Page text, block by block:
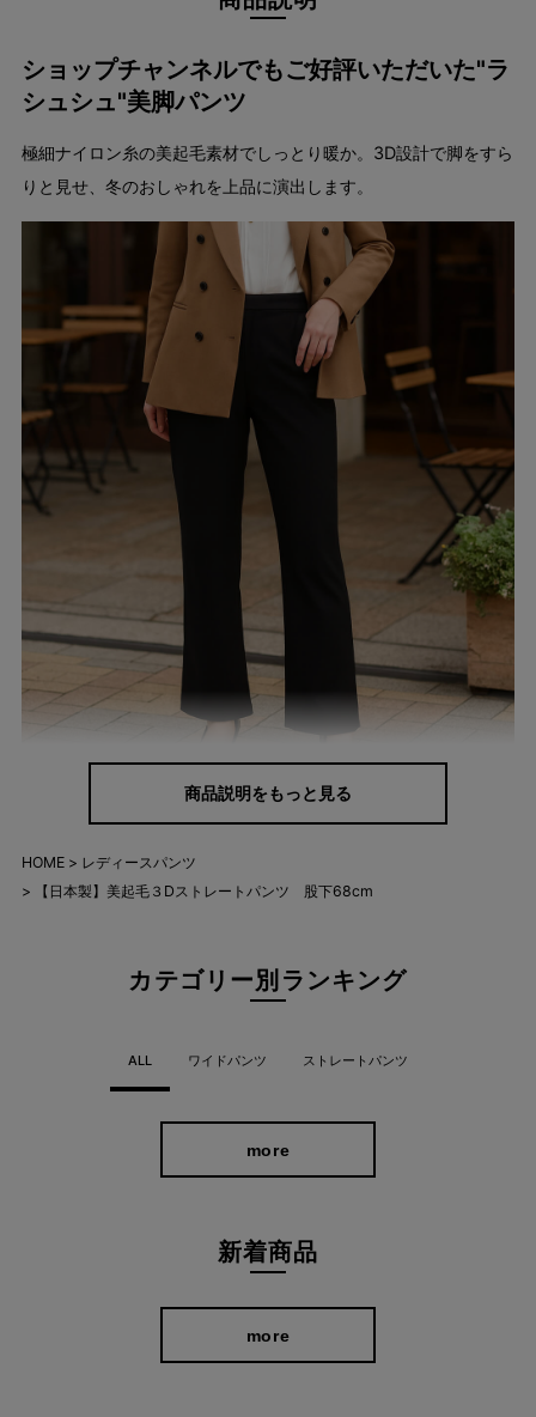
ショップチャンネルでもご好評いただいた"ラ
シュシュ"美脚パンツ
極細ナイロン糸の美起毛素材でしっとり暖か。3D設計で脚をすら
りと見せ、冬のおしゃれを上品に演出します。
テレビ通販実績のある、安心の美脚シルエッ
ショップチャンネルで紹介され、多くの方にご愛用いただいた1
本。吸湿発熱とストレッチで、快適な冬の毎日へ。
商品説明をもっと見る
HOME
レディースパンツ
【日本製】美起毛３Dストレートパンツ 股下68cm
カテゴリー別ランキング
ALL ワイドパンツ ストレートパンツ
more
新着商品
more